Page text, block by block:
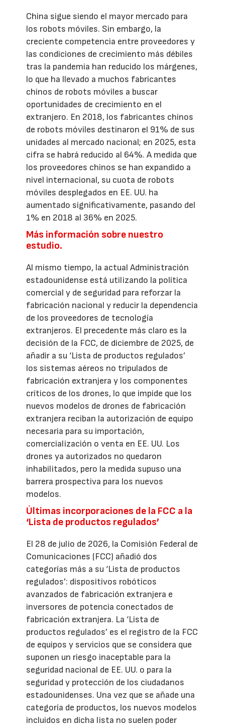
China sigue siendo el mayor mercado para
los robots móviles. Sin embargo, la
creciente competencia entre proveedores y
las condiciones de crecimiento más débiles
tras la pandemia han reducido los márgenes,
lo que ha llevado a muchos fabricantes
chinos de robots móviles a buscar
oportunidades de crecimiento en el
extranjero. En 2018, los fabricantes chinos
de robots móviles destinaron el 91% de sus
unidades al mercado nacional; en 2025, esta
cifra se habrá reducido al 64%. A medida que
los proveedores chinos se han expandido a
nivel internacional, su cuota de robots
móviles desplegados en EE. UU. ha
aumentado significativamente, pasando del
1% en 2018 al 36% en 2025.
Más información sobre nuestro
estudio.
Al mismo tiempo, la actual Administración
estadounidense está utilizando la política
comercial y de seguridad para reforzar la
fabricación nacional y reducir la dependencia
de los proveedores de tecnología
extranjeros. El precedente más claro es la
decisión de la FCC, de diciembre de 2025, de
añadir a su ‘Lista de productos regulados’
los sistemas aéreos no tripulados de
fabricación extranjera y los componentes
críticos de los drones, lo que impide que los
nuevos modelos de drones de fabricación
extranjera reciban la autorización de equipo
necesaria para su importación,
comercialización o venta en EE. UU. Los
drones ya autorizados no quedaron
inhabilitados, pero la medida supuso una
barrera prospectiva para los nuevos
modelos.
Últimas incorporaciones de la FCC a la
‘Lista de productos regulados’
El 28 de julio de 2026, la Comisión Federal de
Comunicaciones (FCC) añadió dos
categorías más a su ‘Lista de productos
regulados’: dispositivos robóticos
avanzados de fabricación extranjera e
inversores de potencia conectados de
fabricación extranjera. La ‘Lista de
productos regulados’ es el registro de la FCC
de equipos y servicios que se considera que
suponen un riesgo inaceptable para la
seguridad nacional de EE. UU. o para la
seguridad y protección de los ciudadanos
estadounidenses. Una vez que se añade una
categoría de productos, los nuevos modelos
incluidos en dicha lista no suelen poder